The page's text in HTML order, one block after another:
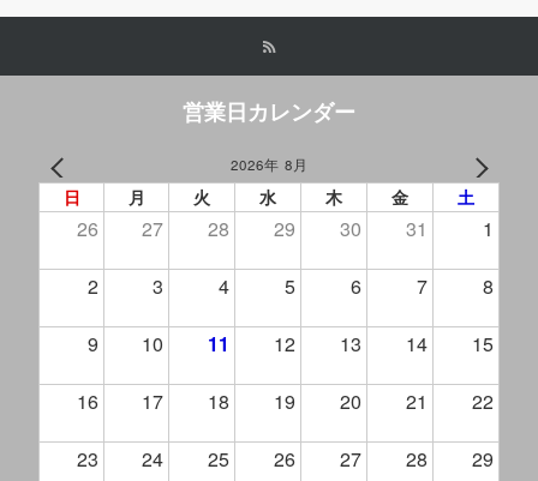
営業日カレンダー
2026年 8月
日 月 火 水 木 金 土
26 27 28 29 30 31 1
2 3 4 5 6 7 8
9 10 11 12 13 14 15
16 17 18 19 20 21 22
23 24 25 26 27 28 29